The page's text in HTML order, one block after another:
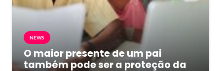
NEWS
O maior presente de um pai
também pode ser a proteção da